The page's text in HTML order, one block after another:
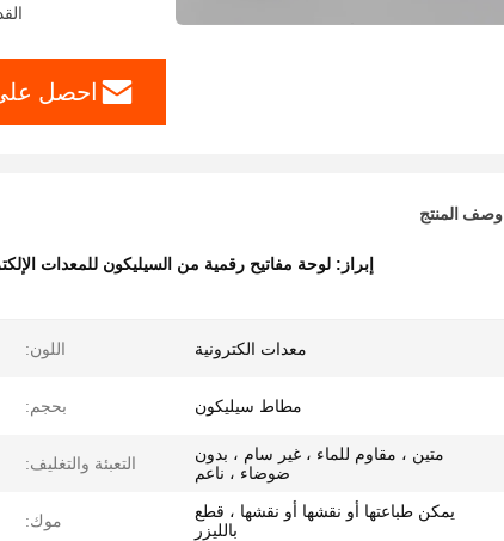
احصل
وصف المنتج
إبراز: لوحة مفاتيح رقمية من السيليكون للمعدات
معدات الكترونية اللون:
مطاط سيليكون بحجم:
متين ، مقاوم للماء ، غير سام ، بدون
ضوضاء ، ناعم
التعبئة والتغليف:
يمكن طباعتها أو نقشها أو نقشها ، قطع
بالليزر
موك: